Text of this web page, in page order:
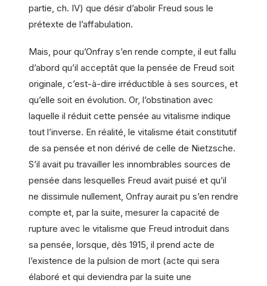
partie, ch. IV) que désir d’abolir Freud sous le
prétexte de l’affabulation.
Mais, pour qu’Onfray s’en rende compte, il eut fallu
d’abord qu’il acceptât que la pensée de Freud soit
originale, c’est-à-dire irréductible à ses sources, et
qu’elle soit en évolution. Or, l’obstination avec
laquelle il réduit cette pensée au vitalisme indique
tout l’inverse. En réalité, le vitalisme était constitutif
de sa pensée et non dérivé de celle de Nietzsche.
S’il avait pu travailler les innombrables sources de
pensée dans lesquelles Freud avait puisé et qu’il
ne dissimule nullement, Onfray aurait pu s’en rendre
compte et, par la suite, mesurer la capacité de
rupture avec le vitalisme que Freud introduit dans
sa pensée, lorsque, dès 1915, il prend acte de
l’existence de la pulsion de mort (acte qui sera
élaboré et qui deviendra par la suite une